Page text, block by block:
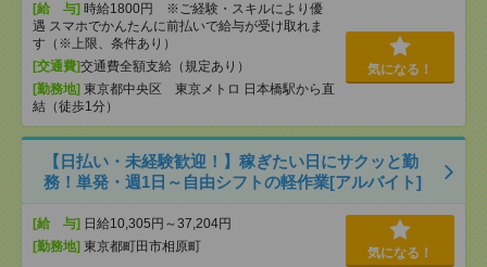
[給 与] 時給1800円 ※ご経験・スキルにより優
遇 スマホでかんたんに前払いで給与が受け取れま
す（※上限、条件あり）
[交通費]交通費全額支給（規定あり）
[勤務地] 東京都中央区 東京メトロ 日本橋駅から直
結（徒歩1分）
気になる！
【日払い・未経験歓迎！】稼ぎたい日にサクッと勤
務！単発・週1日～自由シフトの軽作業[アルバイト]
[給 与] 日給10,305円～37,204円
[勤務地] 東京都町田市相原町 気になる！